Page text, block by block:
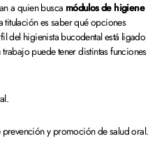
a quien busca módulos de higiene
es saber qué opciones
del higienista bucodental está ligado
puede tener distintas funciones
y promoción de salud oral.